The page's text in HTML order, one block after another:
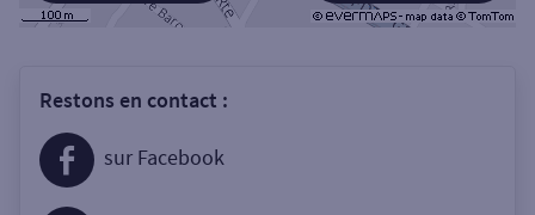
Restons en contact :
sur Facebook